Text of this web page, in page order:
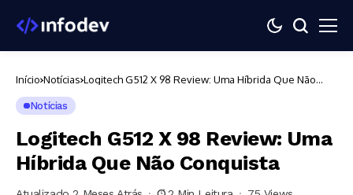
Início Notícias Logitech G512 X 98 Review: Uma Híbrida Que Não
Notícias
Logitech G512 X 98 Review: Uma
Híbrida Que Não Conquista